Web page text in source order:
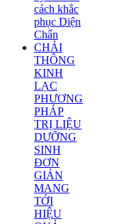
cách khắc
phục Diện
Chẩn
CHẢI
THÔNG
KINH
LẠC
PHƯƠNG
PHÁP
TRỊ LIỆU
DƯỠNG
SINH
ĐƠN
GIẢN
MANG
TỚI
HIỆU